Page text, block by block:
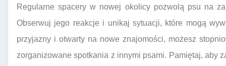
Regularne spacery w nowej okolicy pozwolą psu na
Obserwuj jego reakcje i unikaj sytuacji, które mogą
przyjazny i otwarty na nowe znajomości, możesz
zorganizowane spotkania z innymi psami. Pamiętaj, aby